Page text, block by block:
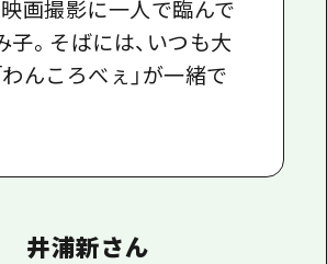
映画撮影に一人で臨んで
子。そばには、いつも大
んころべぇ」が一緒で
井浦新さん